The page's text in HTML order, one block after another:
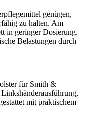
genügen,
zu halten. Am
in geringer Dosierung.
Belastungen durch
für Smith &
mit praktischem